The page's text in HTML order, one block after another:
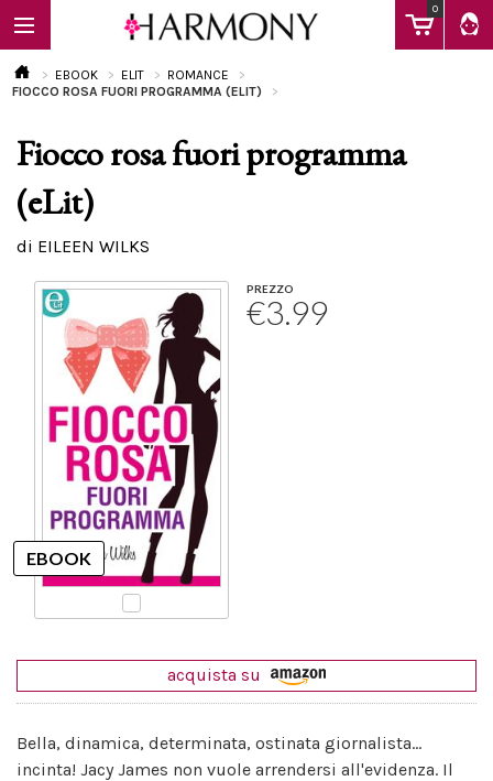
0
EBOOK
LIBRI
Calendario
EBOOK ELIT
ROMANCE
FIOCCO ROSA FUORI PROGRAMMA (ELIT)
Fiocco rosa fuori programma
(eLit)
di EILEEN WILKS
PREZZO
€3.99
acquista su
Bella, dinamica, determinata, ostinata giornalista...
incinta! Jacy James non vuole arrendersi all'evidenza. Il